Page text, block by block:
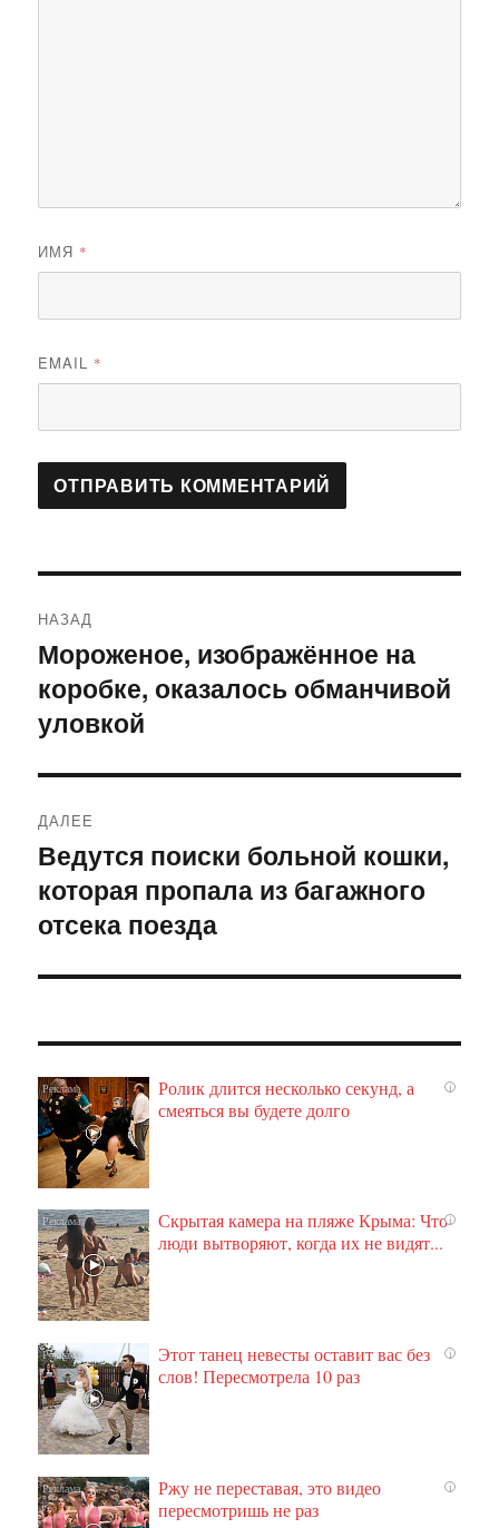
ИМЯ *
EMAIL *
по
записям
НАЗАД
Предыдущая
запись:
Мороженое, изображённое на
коробке, оказалось обманчивой
уловкой
ДАЛЕЕ
Следующая
запись:
Ведутся поиски больной кошки,
которая пропала из багажного
отсека поезда
i
Ролик длится несколько секунд, а
смеяться вы будете долго
i
Скрытая камера на пляже Крыма: Что
люди вытворяют, когда их не видят...
i
Этот танец невесты оставит вас без
слов! Пересмотрела 10 раз
i
Ржу не переставая, это видео
пересмотришь не раз